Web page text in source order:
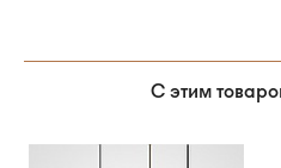
С этим